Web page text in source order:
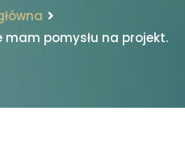
mam pomysłu na projekt.